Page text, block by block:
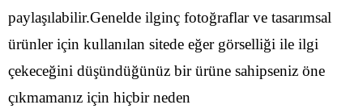
paylaşılabilir.Genelde ilginç fotoğraflar ve tasarımsal
ürünler için kullanılan sitede eğer görselliği ile ilgi
çekeceğini düşündüğünüz bir ürüne sahipseniz öne
çıkmamanız için hiçbir neden